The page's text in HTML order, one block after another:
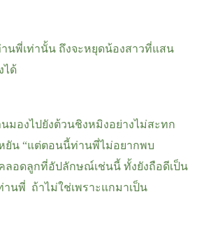
นพี่เท่านั้น ถึงจะหยุดน้องสาวที่แสน
ได้
มองไปยังต้วนชิงหมิงอย่างไม่สะทก
ยัน “แต่ตอนนี้ท่านพี่ไม่อยากพบ
คลอดลูกที่อัปลักษณ์เช่นนี้ ทั้งยังถือดีเป็น
นพี่ ถ้าไม่ใช่เพราะแกมาเป็น